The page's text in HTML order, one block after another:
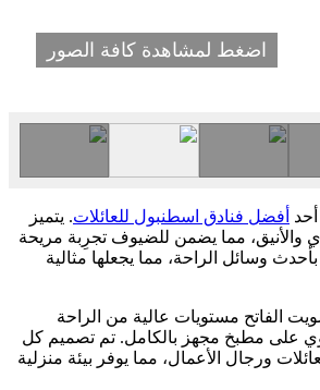
اضغط لمشاهدة كافة الصور
أفضل فنادق اسطنبول للعائلات. يتميز
والأنيق، مما يضمن للضيوف تجرِبة مريحة
وسائل الراحة، مما يجعلها مثالية
الفاتح مستويات عالية من الراحة
على مطبخ مجهز بالكامل. تم تصميم كل
ورجال الأعمال، مما يوفر بيئة منزلية